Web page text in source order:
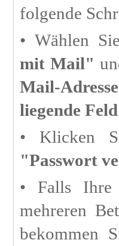
folgende
• Wählen
mit Mail"
Mail-
liegende
• Klicken
"Passwort
• Falls Ihre
mehreren
bekommen